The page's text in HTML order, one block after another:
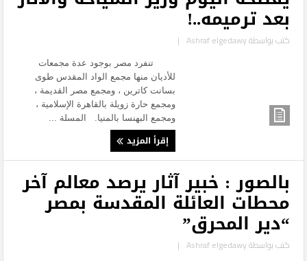
بعد ترميمه..!
كتب بواسطةAshraf elgedawy
|
تنفرد مصر بوجود عدة مجمعات
للأديان منها مجمع الواد المقدس طوى
بسانت كاترين ، ومجمع مصر القديمة ،
ومجمع حارة زويلة بالقاهرة الإسلامية ،
ومجمع البهنسا بالمنيا. المسلة ...
إقرأ المزيد
بالصور : خبير آثار يرصد معالم آخر
محطات العائلة المقدسة بمصر
“دير المحرق”
كتب بواسطةAshraf elgedawy
|